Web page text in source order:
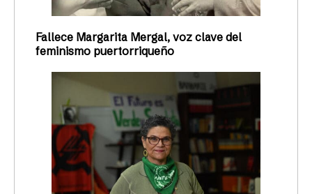
Fallece Margarita Mergal, voz clave del
feminismo puertorriqueño